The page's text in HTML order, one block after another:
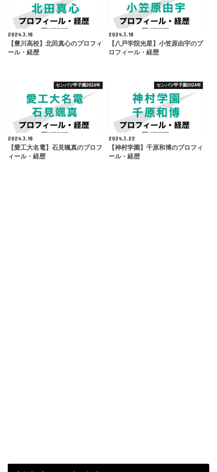
2024.3.18
【豊川高校】北田真心のプロフィ
ール・経歴
2024.3.18
【八戸学院光星】小笠原由宇のプ
ロフィール・経歴
センバツ甲子園2024年
2024.3.18
【愛工大名電】石見颯真のプロフ
ィール・経歴
センバツ甲子園2024年
2024.3.22
【神村学園】千原和博のプロフィ
ール・経歴